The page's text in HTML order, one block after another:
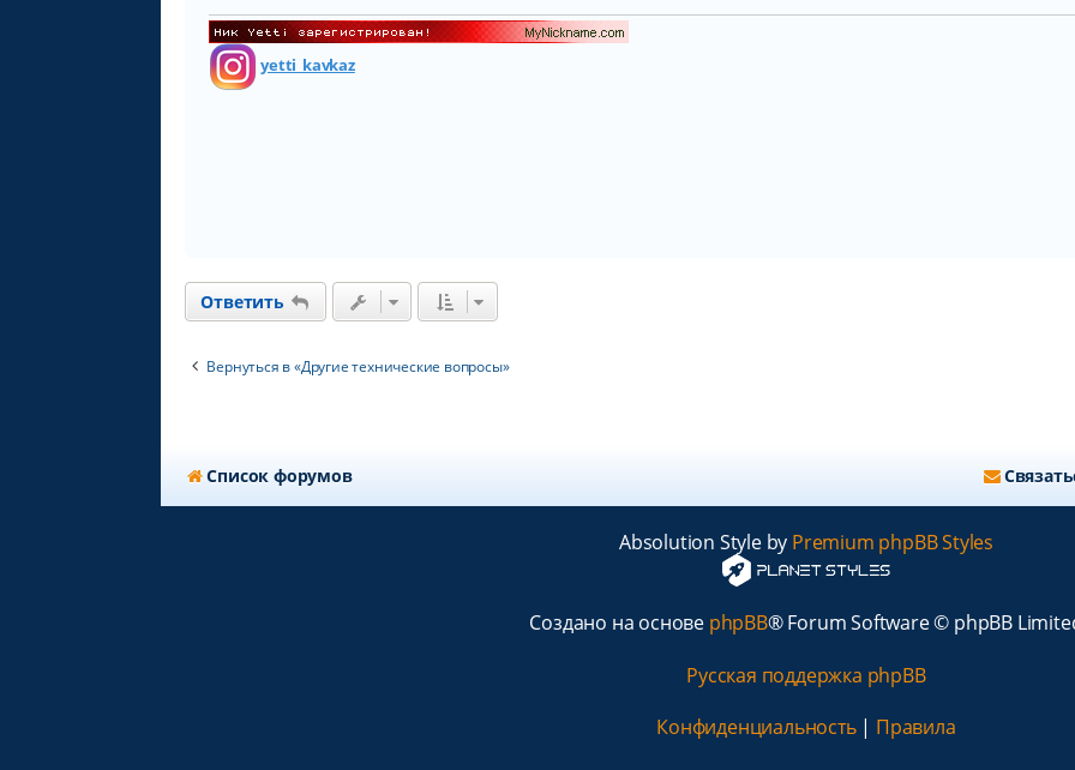
н
и
е
yetti_kavkaz
Ответить
Вернуться в «Другие технические вопросы»
Список форумов
Absolution Style by Premium phpBB Styles
Создано на основе phpBB® Forum Software © phpBB
Русская поддержка phpBB
Конфиденциальность| Правила